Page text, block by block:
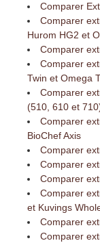
Comparer
Comparer
Hurom HG2 et
Comparer
Comparer
Twin et Omega
Comparer
(510, 610 et
Comparer
BioChef Axis
Comparer
Comparer
Comparer
Comparer
et Kuvings
Comparer
Comparer